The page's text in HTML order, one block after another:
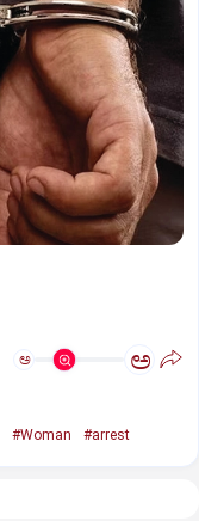
ಅ ಅ
#Woman #arrest